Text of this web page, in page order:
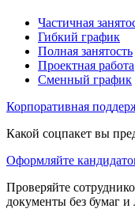
Частичная
Гибкий график
Полная занятость
Проектная работа
Сменный график
Корпоративная
Какой соцпакет вы
Оформляйте
Проверяйте
документы без бумаг